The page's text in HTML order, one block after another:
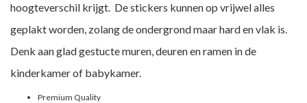
hoogteverschil krijgt. De stickers kunnen op vrijwel alles
geplakt worden, zolang de ondergrond maar hard en vlak is.
Denk aan glad gestucte muren, deuren en ramen in de
kinderkamer of babykamer.
Premium Quality